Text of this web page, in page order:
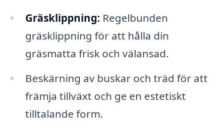
Gräsklippning: Regelbunden
gräsklippning för att hålla din
gräsmatta frisk och välansad.
Beskärning av buskar och träd för att
främja tillväxt och ge en estetiskt
tilltalande form.